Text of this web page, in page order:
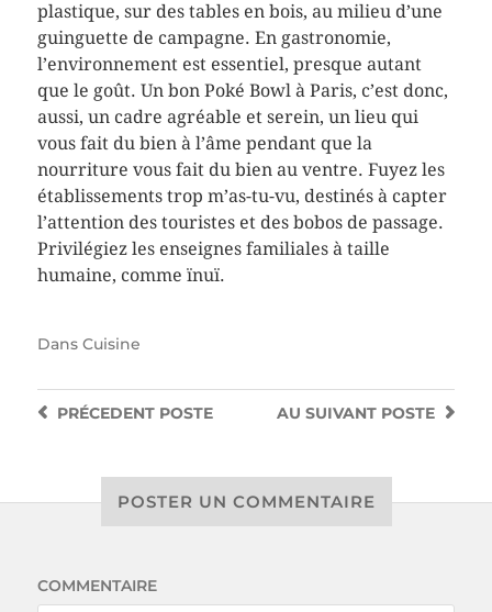
plastique, sur des tables en bois, au milieu d’une
guinguette de campagne. En gastronomie,
l’environnement est essentiel, presque autant
que le goût. Un bon Poké Bowl à Paris, c’est donc,
aussi, un cadre agréable et serein, un lieu qui
vous fait du bien à l’âme pendant que la
nourriture vous fait du bien au ventre. Fuyez les
établissements trop m’as-tu-vu, destinés à capter
l’attention des touristes et des bobos de passage.
Privilégiez les enseignes familiales à taille
humaine, comme ïnuï.
Dans Cuisine
AU SUIVANT POSTE
PRÉCEDENTPOSTE
POSTER UN COMMENTAIRE
COMMENTAIRE